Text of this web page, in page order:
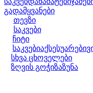
გადამყვანები
თევზი
საკვები
ჩიტი
საკვებიაქსესუარები
სხვა ცხოველები
ზღვის გოჭიზაზუნა